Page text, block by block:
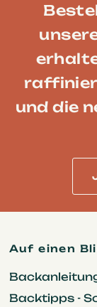
und die
Auf einen
Backtipps -